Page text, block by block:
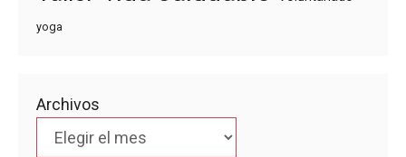
yoga
Archivos